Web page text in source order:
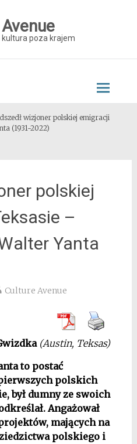
kultura poza krajem
wizjoner polskiej emigracji
(1931-2022)
polskiej
–
Yanta
Culture Avenue
(Austin, Teksas)
to postać
polskich
był dumny ze swoich
Angażował
mających na
polskiego i